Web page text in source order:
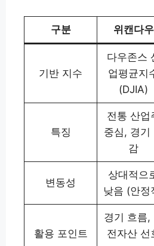
구분 위캔다우
기반 지수
다우존스
업평균지
(DJIA)
특징
전통 산업
중심, 경기
감
변동성
상대적으
낮음 (안정
활용 포인트
경기 흐름,
전자산 선